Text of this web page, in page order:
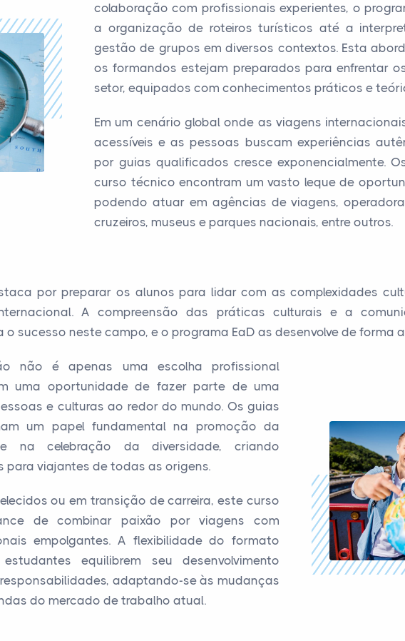
colaboração com profissionais experientes, o
a organização de roteiros turísticos até a
gestão de grupos em diversos contextos. Esta
os formandos estejam preparados para enfrentar
setor, equipados com conhecimentos práticos e
Em um cenário global onde as viagens
acessíveis e as pessoas buscam experiências
por guias qualificados cresce exponencialmente.
curso técnico encontram um vasto leque de
podendo atuar em agências de viagens,
cruzeiros, museus e parques nacionais, entre outros.
por preparar os alunos para lidar com as complexidades
A compreensão das práticas culturais e a
sucesso neste campo, e o programa EaD as desenvolve de forma
não é apenas uma escolha profissional
uma oportunidade de fazer parte de uma
e culturas ao redor do mundo. Os guias
um papel fundamental na promoção da
na celebração da diversidade, criando
para viajantes de todas as origens.
ou em transição de carreira, este curso
de combinar paixão por viagens com
empolgantes. A flexibilidade do formato
equilibrem seu desenvolvimento
adaptando-se às mudanças
do mercado de trabalho atual.